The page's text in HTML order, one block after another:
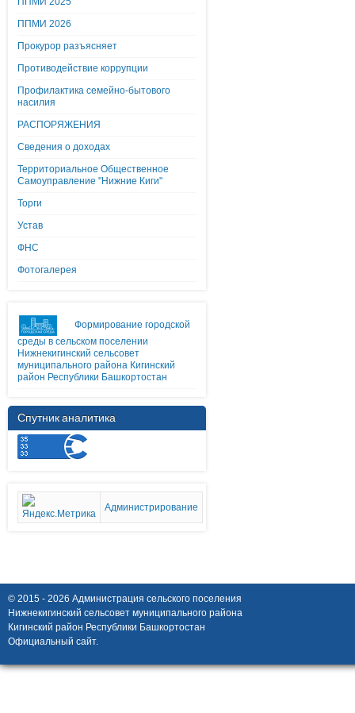
ППМИ 2026
Прокурор разъясняет
Противодействие коррупции
Профилактика семейно-бытового
насилия
РАСПОРЯЖЕНИЯ
Сведения о доходах
Территориальное Общественное
Самоуправление "Нижние Киги"
Торги
Устав
ФНС
Фотогалерея
Формирование городской
среды в сельском поселении
Нижнекигинский сельсовет
муниципального района Кигинский
район Республики Башкортостан
Спутник аналитика
Администрирование
© 2015 - 2026 Администрация сельского поселения
Нижнекигинский сельсовет муниципального района
Кигинский район Республики Башкортостан
Официальный сайт.